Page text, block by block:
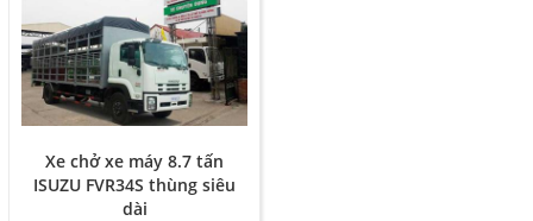
Xe chở xe máy 8.7 tấn
ISUZU FVR34S thùng siêu
dài